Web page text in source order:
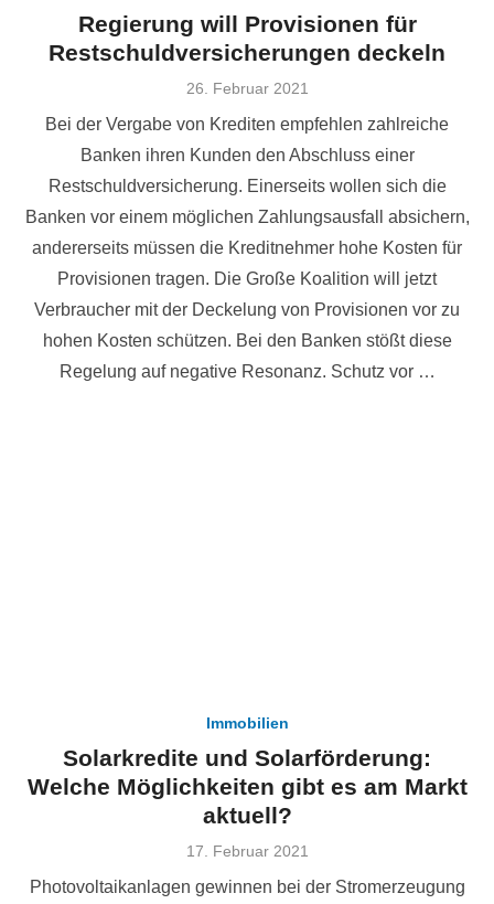
Regierung will Provisionen für
Restschuldversicherungen deckeln
Veröffentlicht
26. Februar 2021
Bei der Vergabe von Krediten empfehlen zahlreiche
Banken ihren Kunden den Abschluss einer
Restschuldversicherung. Einerseits wollen sich die
Banken vor einem möglichen Zahlungsausfall absichern,
andererseits müssen die Kreditnehmer hohe Kosten für
Provisionen tragen. Die Große Koalition will jetzt
Verbraucher mit der Deckelung von Provisionen vor zu
hohen Kosten schützen. Bei den Banken stößt diese
Regelung auf negative Resonanz. Schutz vor …
Immobilien
Solarkredite und Solarförderung:
Welche Möglichkeiten gibt es am Markt
aktuell?
Veröffentlicht
17. Februar 2021
Photovoltaikanlagen gewinnen bei der Stromerzeugung